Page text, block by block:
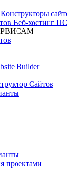
Конструкторы
Веб-хостинг ПО
Builder
Сайтов
проектами